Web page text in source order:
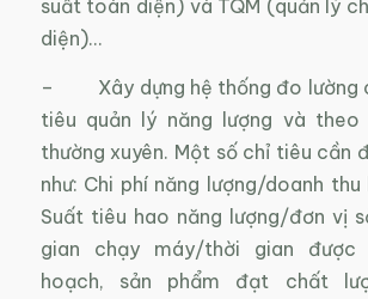
suất toàn diện) và TQM (quản lý
diện)…
– Xây dựng hệ thống đo lường
tiêu quản lý năng lượng và
thường xuyên. Một số chỉ tiêu cần
như: Chi phí năng lượng/doanh thu
Suất tiêu hao năng lượng/đơn vị
gian chạy máy/thời gian
hoạch, sản phẩm đạt chất